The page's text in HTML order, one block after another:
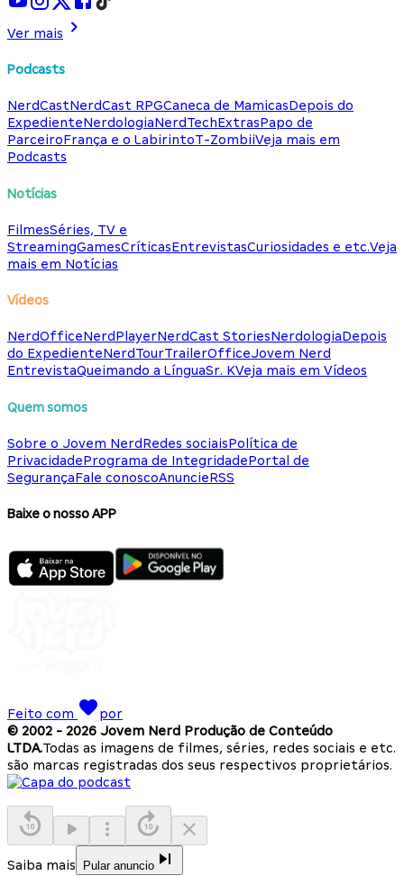
Ver mais
Podcasts
NerdCastNerdCast RPGCaneca de MamicasDepois do
ExpedienteNerdologiaNerdTechExtrasPapo de
ParceiroFrança e o LabirintoT-ZombiiVeja mais em
Podcasts
Notícias
FilmesSéries, TV e
StreamingGamesCríticasEntrevistasCuriosidades e etc.Veja
mais em Notícias
Vídeos
NerdOfficeNerdPlayerNerdCast StoriesNerdologiaDepois
do ExpedienteNerdTourTrailerOfficeJovem Nerd
EntrevistaQueimando a LínguaSr. KVeja mais em Vídeos
Quem somos
Sobre o Jovem NerdRedes sociaisPolítica de
PrivacidadePrograma de IntegridadePortal de
SegurançaFale conoscoAnuncieRSS
Baixe o nosso APP
Feito com
por
© 2002 - 2026 Jovem Nerd Produção de Conteúdo
LTDA.Todas as imagens de filmes, séries, redes sociais e etc.
são marcas registradas dos seus respectivos proprietários.
Saiba mais Pular anuncio